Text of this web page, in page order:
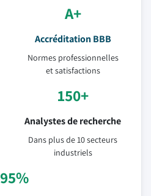
A+
Accréditation BBB
Normes professionnelles
et satisfactions
150+
Analystes de recherche
Dans plus de 10 secteurs
industriels
95%